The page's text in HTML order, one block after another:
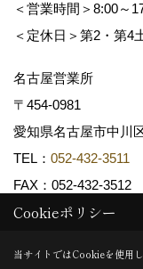
＜営業時間＞8:00～
＜定休日＞第2・第4
名古屋営業所
〒454-0981
愛知県名古屋市中川
TEL： 052-432-3511
FAX：052-432-3512
Copyright (c) 共和木材
Cookieポリシー
当サイトではCookieを使用し